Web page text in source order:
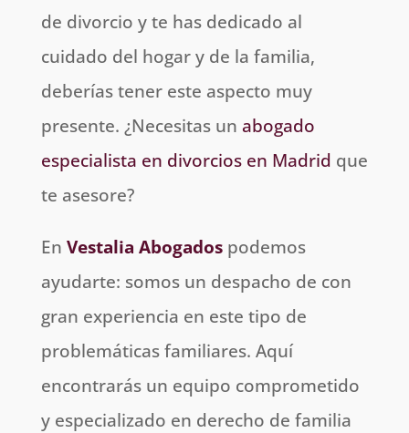
de divorcio y te has dedicado al
cuidado del hogar y de la familia,
deberías tener este aspecto muy
presente. ¿Necesitas un abogado
especialista en divorcios en Madrid que
te asesore?
En Vestalia Abogadospodemos
ayudarte: somos un despacho de con
gran experiencia en este tipo de
problemáticas familiares. Aquí
encontrarás un equipo comprometido
y especializado en derecho de familia